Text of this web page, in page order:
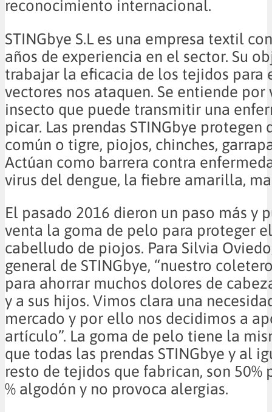
reconocimiento internacional.
STINGbye S.L es una empresa textil
años de experiencia en el sector. Su
trabajar la eficacia de los tejidos para
vectores nos ataquen. Se entiende
insecto que puede transmitir una
picar. Las prendas STINGbye
común o tigre, piojos, chinches,
Actúan como barrera contra
virus del dengue, la fiebre amarilla,
El pasado 2016 dieron un paso más y
venta la goma de pelo para proteger
cabelludo de piojos. Para Silvia
general de STINGbye, “nuestro
para ahorrar muchos dolores de
y a sus hijos. Vimos clara una
mercado y por ello nos decidimos a
artículo”. La goma de pelo tiene la
que todas las prendas STINGbye y al
resto de tejidos que fabrican, son 50%
% algodón y no provoca alergias.